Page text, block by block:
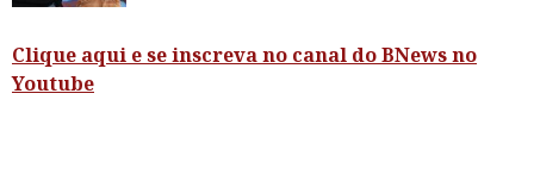
Clique aqui e se inscreva no canal do BNews no
Youtube